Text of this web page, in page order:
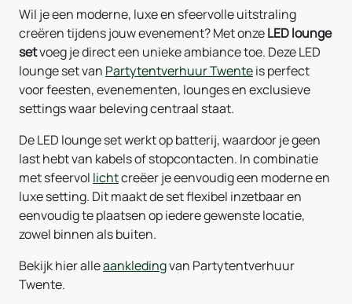
Wil je een moderne, luxe en sfeervolle uitstraling
creëren tijdens jouw evenement? Met onzeLED lounge
setvoeg je direct een unieke ambiance toe. Deze LED
lounge set van Partytentverhuur Twenteis perfect
voor feesten, evenementen, lounges en exclusieve
settings waar beleving centraal staat.
De LED lounge set werkt op batterij, waardoor je geen
last hebt van kabels of stopcontacten. In combinatie
met sfeervol lichtcreëer je eenvoudig een moderne en
luxe setting. Dit maakt de set flexibel inzetbaar en
eenvoudig te plaatsen op iedere gewenste locatie,
zowel binnen als buiten.
Bekijk hier alleaankledingvan Partytentverhuur
Twente.